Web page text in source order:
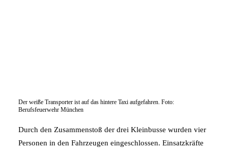
Der weiße Transporter ist auf das hintere Taxi aufgefahren. Foto:
Berufsfeuerwehr München
Durch den Zusammenstoß der drei Kleinbusse wurden vier
Personen in den Fahrzeugen eingeschlossen. Einsatzkräfte